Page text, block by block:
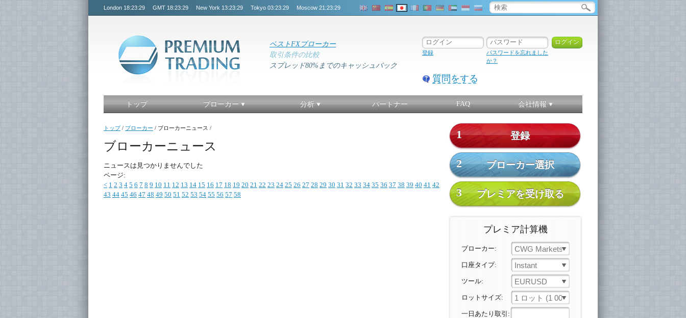
London 18:23:29 GMT 18:23:29 New York 13:23:29 Tokyo 03:23:29 Moscow 21:23:29
ベストFXブローカー
取引条件の比較
スプレッド80%までのキャッシュバック
登録
パスワードを忘れました
か？
質問をする
トップ ブローカー 分析 パートナー FAQ 会社情報
1 登録
2 ブローカー選択
3 プレミアを受け取る
プレミア計算機
ブローカー: CWG Markets
口座タイプ: Instant
ツール: EURUSD
ロットサイズ: 1 ロット (1 000 ユニット)
一日あたり取引:
トップ/ ブローカー / ブローカーニュース /
ブローカーニュース
ニュースは見つかりませんでした
ページ:
< 1 2 3 4 5 6 7 8 9 10 11 12 13 14 15 16 17 18 19 20 21 22 23 24 25 26 27 28 29 30 31 32 33 34 35 36 37 38 39 40 41 42
43 44 45 46 47 48 49 50 51 52 53 54 55 56 57 58